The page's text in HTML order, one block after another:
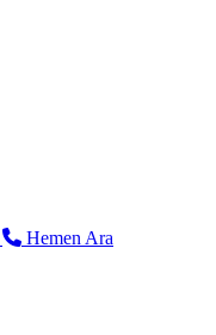
Hemen Ara